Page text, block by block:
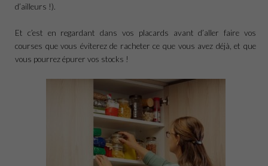
d’ailleurs !).
Et c’est en regardant dans vos placards avant d’aller faire vos
courses que vous éviterez de racheter ce que vous avez déjà, et que
vous pourrez épurer vos stocks !